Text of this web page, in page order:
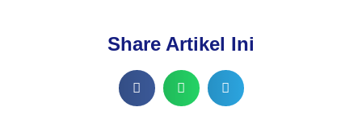
Share Artikel Ini